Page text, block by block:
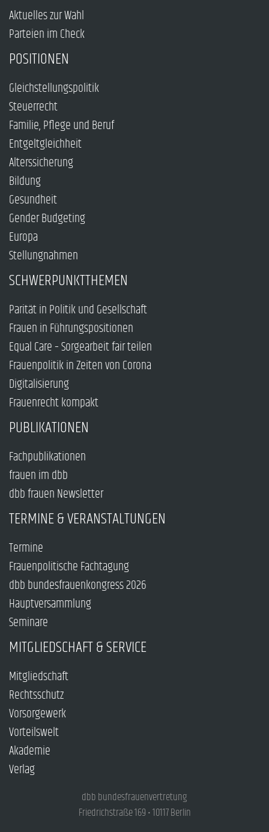
Aktuelles zur Wahl
Parteien im Check
POSITIONEN
Gleichstellungspolitik
Steuerrecht
Familie, Pflege und Beruf
Entgeltgleichheit
Alterssicherung
Bildung
Gesundheit
Gender Budgeting
Europa
Stellungnahmen
SCHWERPUNKTTHEMEN
Parität in Politik und Gesellschaft
Frauen in Führungspositionen
Equal Care – Sorgearbeit fair teilen
Frauenpolitik in Zeiten von Corona
Digitalisierung
Frauenrecht kompakt
PUBLIKATIONEN
Fachpublikationen
frauen im dbb
dbb frauen Newsletter
TERMINE & VERANSTALTUNGEN
Termine
Frauenpolitische Fachtagung
dbb bundesfrauenkongress 2026
Hauptversammlung
Seminare
MITGLIEDSCHAFT & SERVICE
Mitgliedschaft
Rechtsschutz
Vorsorgewerk
Vorteilswelt
Akademie
Verlag
dbb bundesfrauenvertretung
Friedrichstraße 169 • 10117 Berlin